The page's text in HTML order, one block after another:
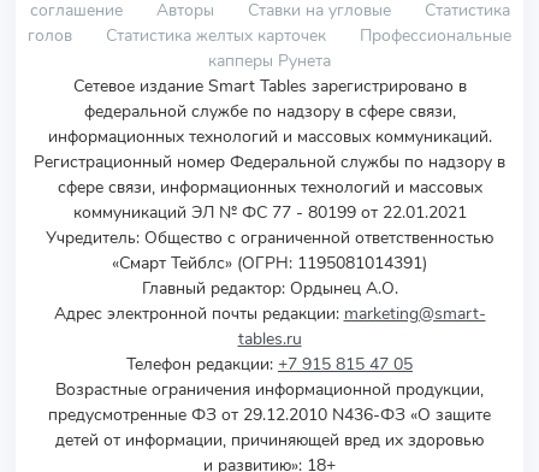
соглашение
Авторы Ставки на угловые
Статистика
голов
Статистика желтых карточек
Профессиональные
капперы Рунета
Сетевое издание Smart Tables зарегистрировано в
федеральной службе по надзору в сфере связи,
информационных технологий и массовых коммуникаций.
Регистрационный номер Федеральной службы по надзору в
сфере связи, информационных технологий и массовых
коммуникаций ЭЛ № ФС 77 - 80199 от 22.01.2021
Учредитель: Общество с ограниченной ответственностью
«Смарт Тейблс» (ОГРН: 1195081014391)
Главный редактор: Ордынец А.О.
Адрес электронной почты редакции: marketing@smart-
tables.ru
Телефон редакции: +7 915 815 47 05
Возрастные ограничения информационной продукции,
предусмотренные ФЗ от 29.12.2010 N436-ФЗ «О защите
детей от информации, причиняющей вред их здоровью
и развитию»: 18+